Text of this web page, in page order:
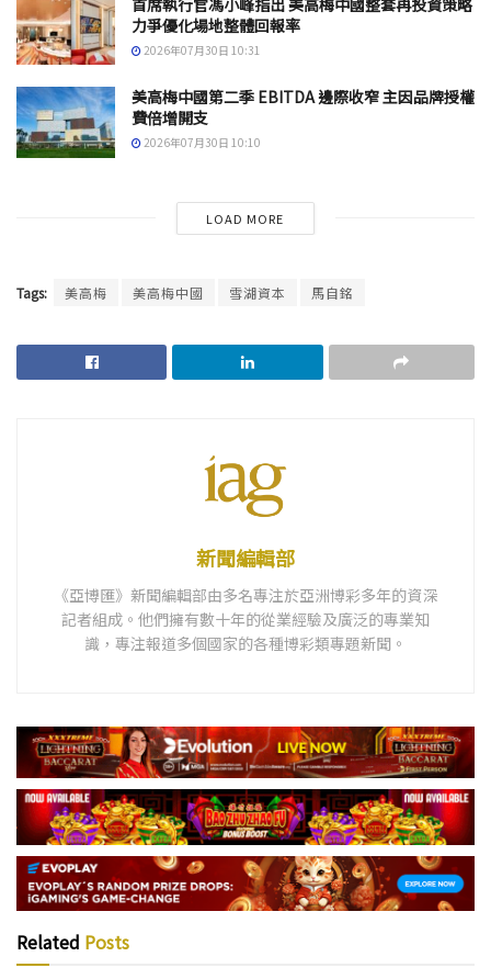
首席執行官馮小峰指出 美高梅中國整套再投資策略
力爭優化場地整體回報率
2026年07月30日 10:31
美高梅中國第二季 EBITDA 邊際收窄 主因品牌授權
費倍增開支
2026年07月30日 10:10
LOAD MORE
Tags: 美高梅 美高梅中國 雪湖資本 馬自銘
新聞編輯部
《亞博匯》新聞編輯部由多名專注於亞洲博彩多年的資深
記者組成。他們擁有數十年的從業經驗及廣泛的專業知
識，專注報道多個國家的各種博彩類專題新聞。
Related Posts